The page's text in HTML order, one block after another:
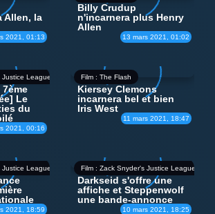
2021, 01:13
Allen, la
13 mars 2021, 01:02
Billy Crudup
n'incarnera plus Henry
Allen
Justice League
2021, 00:16
7ème
Le
du
Film : The Flash
11 mars 2021, 18:47
Kiersey Clemons
incarnera bel et bien
Iris West
Justice League
2021, 18:59
Film : Zack Snyder's Justice League
10 mars 2021, 18:25
Darkseid s'offre une
affiche et Steppenwolf
une bande-annonce